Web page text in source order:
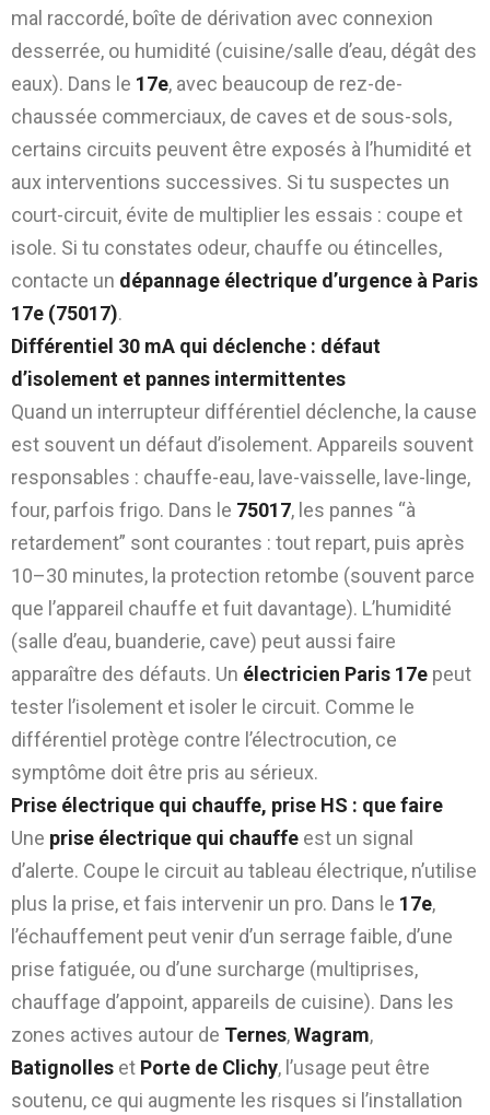
mal raccordé, boîte de dérivation avec connexion
desserrée, ou humidité (cuisine/salle d’eau, dégât des
eaux). Dans le 17e, avec beaucoup de rez-de-
chaussée commerciaux, de caves et de sous-sols,
certains circuits peuvent être exposés à l’humidité et
aux interventions successives. Si tu suspectes un
court-circuit, évite de multiplier les essais : coupe et
isole. Si tu constates odeur, chauffe ou étincelles,
contacte un dépannage électrique d’urgence à Paris
17e (75017).
Différentiel 30 mA qui déclenche : défaut
d’isolement et pannes intermittentes
Quand un interrupteur différentiel déclenche, la cause
est souvent un défaut d’isolement. Appareils souvent
responsables : chauffe-eau, lave-vaisselle, lave-linge,
four, parfois frigo. Dans le 75017, les pannes “à
retardement” sont courantes : tout repart, puis après
10–30 minutes, la protection retombe (souvent parce
que l’appareil chauffe et fuit davantage). L’humidité
(salle d’eau, buanderie, cave) peut aussi faire
apparaître des défauts. Un électricien Paris 17e peut
tester l’isolement et isoler le circuit. Comme le
différentiel protège contre l’électrocution, ce
symptôme doit être pris au sérieux.
Prise électrique qui chauffe, prise HS : que faire
Une prise électrique qui chauffe est un signal
d’alerte. Coupe le circuit au tableau électrique, n’utilise
plus la prise, et fais intervenir un pro. Dans le 17e,
l’échauffement peut venir d’un serrage faible, d’une
prise fatiguée, ou d’une surcharge (multiprises,
chauffage d’appoint, appareils de cuisine). Dans les
zones actives autour de Ternes,Wagram,
Batignolles et Porte de Clichy, l’usage peut être
soutenu, ce qui augmente les risques si l’installation